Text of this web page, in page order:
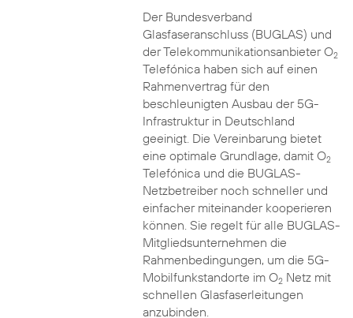
Der Bundesverband
Glasfaseranschluss (BUGLAS) und
der Telekommunikationsanbieter O2
Telefónica haben sich auf einen
Rahmenvertrag für den
beschleunigten Ausbau der 5G-
Infrastruktur in Deutschland
geeinigt. Die Vereinbarung bietet
eine optimale Grundlage, damit O2
Telefónica und die BUGLAS-
Netzbetreiber noch schneller und
einfacher miteinander kooperieren
können. Sie regelt für alle BUGLAS-
Mitgliedsunternehmen die
Rahmenbedingungen, um die 5G-
Mobilfunkstandorte im O2Netz mit
schnellen Glasfaserleitungen
anzubinden.